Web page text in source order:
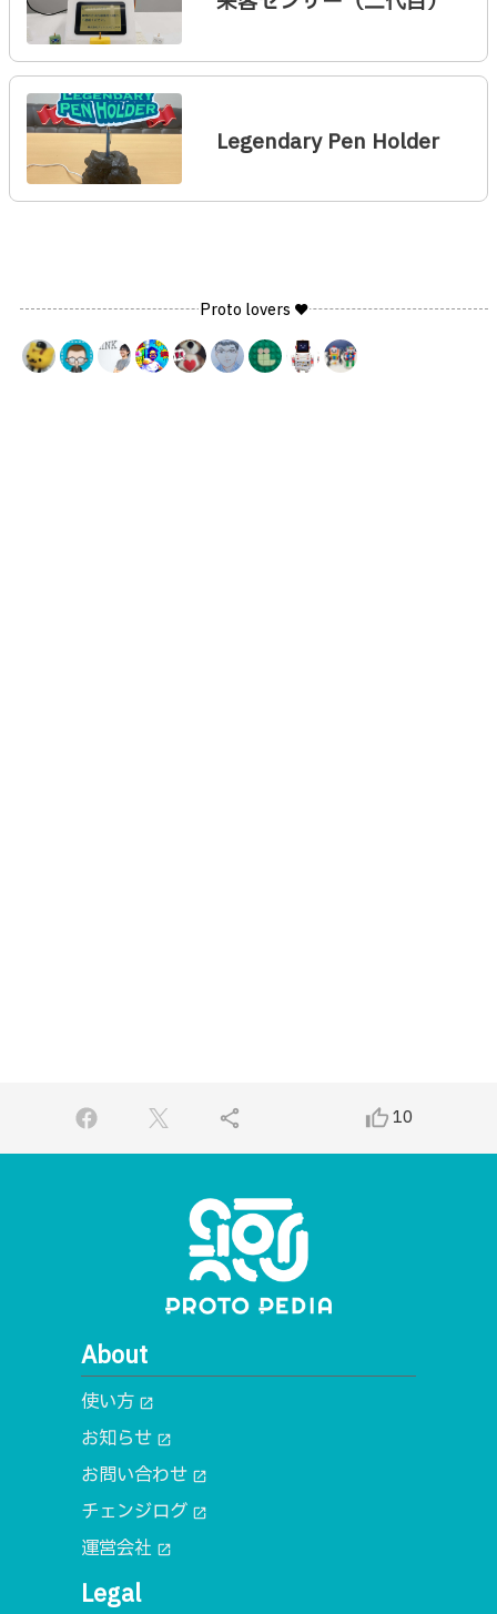
Legendary Pen Holder
Proto lovers ♥
share thumb_up_alt10
About
使い方 open_in_new
お知らせ open_in_new
お問い合わせ open_in_new
チェンジログ open_in_new
運営会社 open_in_new
Legal